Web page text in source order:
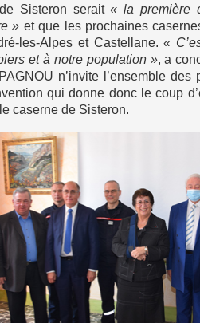
Sisteron serait« la première
» et que les prochaines
les-Alpes et Castellane.«
et à notre population », a
n’invite l’ensemble
qui donne donc le coup
caserne de Sisteron.